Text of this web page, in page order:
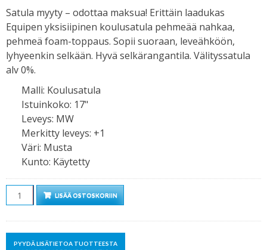
Satula myyty – odottaa maksua! Erittäin laadukas
Equipen yksisiipinen koulusatula pehmeää nahkaa,
pehmeä foam-toppaus. Sopii suoraan, leveähköön,
lyhyeenkin selkään. Hyvä selkärangantila. Välityssatula
alv 0%.
Malli: Koulusatula
Istuinkoko: 17"
Leveys: MW
Merkitty leveys: +1
Väri: Musta
Kunto: Käytetty
Määrä LISÄÄ OSTOSKORIIN